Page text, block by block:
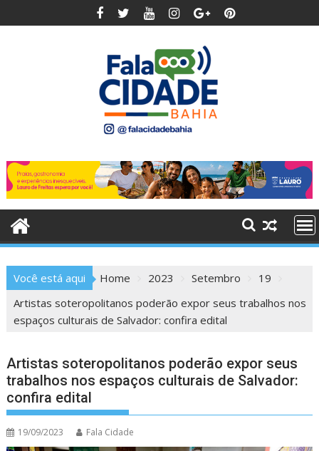
to
Você está aqui Home 2023 Setembro
19
Artistas soteropolitanos poderão expor seus trabalhos nos
espaços culturais de Salvador: confira edital
Artistas soteropolitanos poderão expor seus
trabalhos nos espaços culturais de Salvador:
confira edital
19/09/2023 Fala Cidade